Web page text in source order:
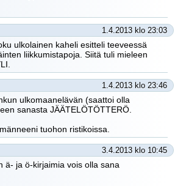
1.4.2013 klo 23:03
ulkolainen kaheli esitteli teeveessä
liikkumistapoja. Siitä tuli mieleen
1.4.2013 klo 23:46
ulkomaanelävän (saattoi olla
sanasta JÄÄTELÖTÖTTERÖ.
tuohon ristikoissa.
3.4.2013 klo 10:45
ä- ja ö-kirjaimia vois olla sana